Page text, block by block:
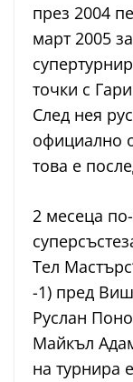
през 2004
март 2005
точки с
След нея
официално
това е
2 месеца
Тел
-1) пред
Руслан
Майкъл
на турнира